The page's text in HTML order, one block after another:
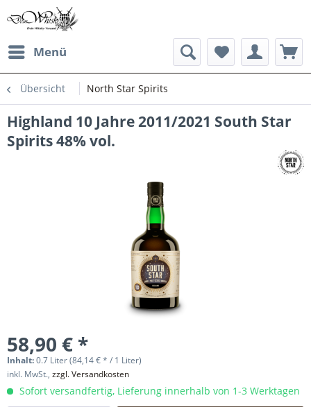
Menü
Übersicht North Star Spirits
Highland 10 Jahre 2011/2021 South Star
Spirits 48% vol.
58,90 € *
Inhalt:0.7 Liter (84,14 € * / 1 Liter)
inkl. MwSt., zzgl. Versandkosten
Sofort versandfertig, Lieferung innerhalb von 1-3 Werktagen